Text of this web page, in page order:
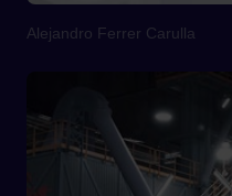
Alejandro Ferrer Carulla